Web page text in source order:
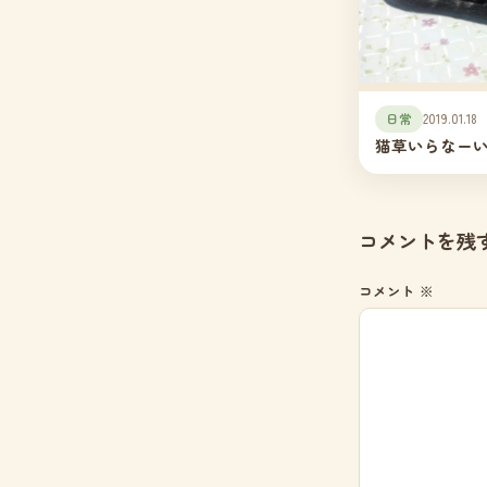
日常 2019.01.18
猫草いらなー
コメントを残
コメント ※